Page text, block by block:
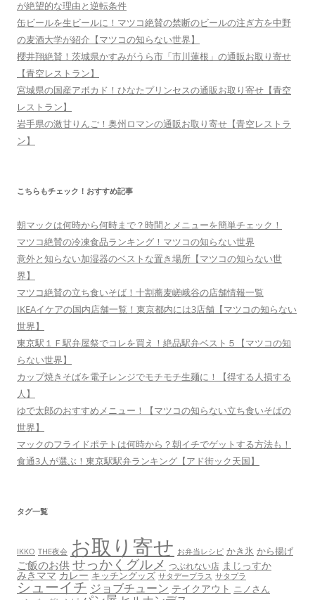
が絶望的な理由と逆転条件
缶ビールを生ビールに！マツコ絶賛の禁断のビールの注ぎ方を中野
の麦酒大学が紹介【マツコの知らない世界】
櫻井翔絶賛！茨城県かすみがうら市「市川蓮根」の通販お取り寄せ
【青空レストラン】
宮城県の国産アボカド！ひなたプリンセスの通販お取り寄せ【青空
レストラン】
岩手県の激甘りんご！奥州ロマンの通販お取り寄せ【青空レストラ
ン】
こちらもチェック！おすすめ記事
朝マックは何時から何時まで？時間とメニューを簡単チェック！
マツコ絶賛の冷凍食品ランキング！マツコの知らない世界
意外と知らない加湿器のベストな置き場所【マツコの知らない世
界】
マツコ絶賛の立ち食いそば！十割蕎麦嵯峨谷の店舗情報一覧
IKEAイケアの国内店舗一覧！東京都内には3店舗【マツコの知らない
世界】
東京駅１Ｆ駅弁屋祭でコレを買え！絶品駅弁ベスト５【マツコの知
らない世界】
カップ焼きそばを電子レンジでモチモチ生麺に！【得する人損する
人】
ゆで太郎のおすすめメニュー！【マツコの知らない立ち食いそばの
世界】
マックのフライドポテトは何時から？朝イチでゲットする方法も！
食通3人が選ぶ！東京駅駅弁ランキング【アド街ック天国】
タグ一覧
IKKO THE夜会 お取り寄せ お弁当レシピ かき氷 から揚げ
ご飯のお供 せっかくグルメ つぶれない店 まじっすか
みきママ カレー キッチングッズ サタデープラス サタプラ
シューイチ ジョブチューン テイクアウト ニノさん